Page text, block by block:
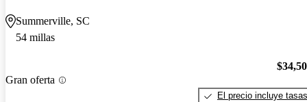
Summerville, SC
54 millas
Gran oferta
El precio incluye tasas